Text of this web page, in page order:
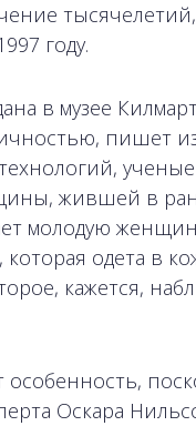
году.
в музее
пишет
ученые
жившей в
молодую
одета в
кажется,
особенность,
Оскара